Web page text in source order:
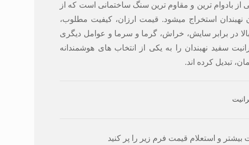
از بادوام ترین و مقاوم ترین سنگ ساختمانی است که از
استخراج میشود. قیمت ارزان، کیفیت مطلوب،
در برابر سایش، خراش، گرما و سرما و عوامل دیگری
سفید نهبندان را به یکی از انتخاب های هوشمندانه
تبدیل کرده اند.
و استعلام قیمت فرم زیر را پر کنید